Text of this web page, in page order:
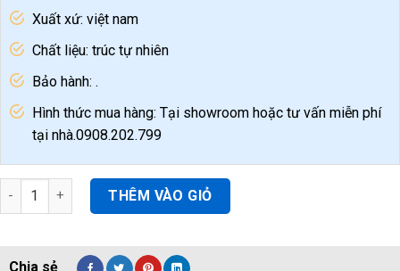
Xuất xứ: việt nam
Chất liệu: trúc tự nhiên
Bảo hành: .
Hình thức mua hàng: Tại showroom hoặc tư vấn miễn phí
tại nhà.0908.202.799
Mành Tre Trúc Trang Trí Trung Thu Rẻ Đẹp Tại Đà Nẵng
THÊM VÀO GIỎ